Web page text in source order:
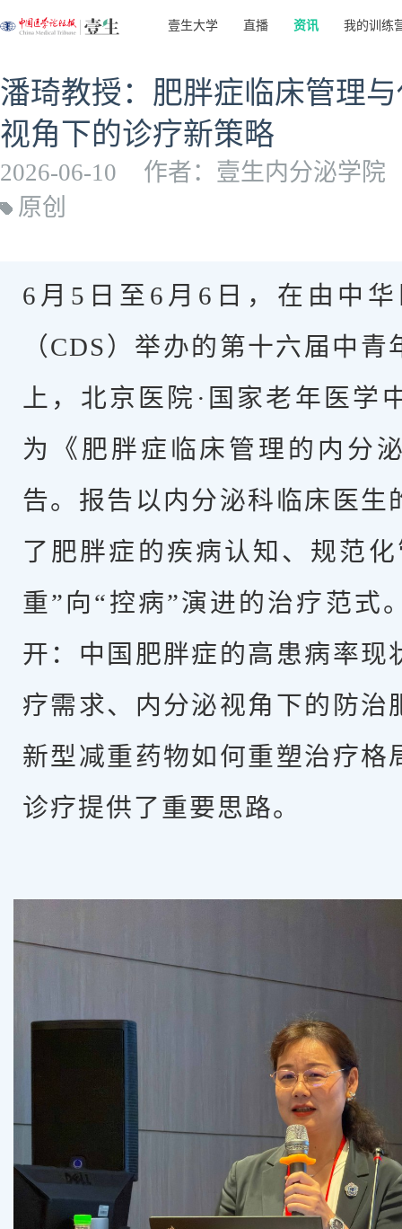
壹生大学 直播 资讯 我的训练
潘琦教授：肥胖症临床管理
视角下的诊疗新策略
2026-06-10
作者：壹生内分泌学院
原创
6月5日至6月6日，在由中
（CDS）举办的第十六届中
上，北京医院·国家老年医学
为《肥胖症临床管理的内分
告。报告以内分泌科临床医生
了肥胖症的疾病认知、规范
重”向“控病”演进的治疗范式
开：中国肥胖症的高患病率现
疗需求、内分泌视角下的防治
新型减重药物如何重塑治疗格
诊疗提供了重要思路。